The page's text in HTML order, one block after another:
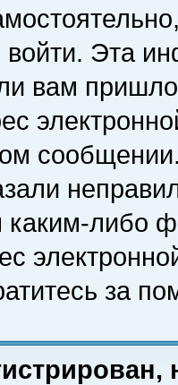
войти. Эта
вам
каким-либо
за